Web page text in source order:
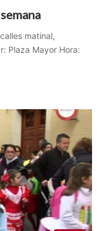
matinal,
Plaza Mayor Hora: